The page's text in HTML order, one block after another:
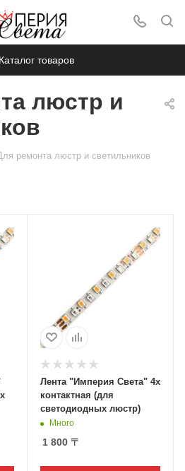
Каталог товаров
люстр и
ремонта люстр и светильников
Лента "Империя Света" 4х
контактная (для
светодиодных люстр)
Много
1 800〒